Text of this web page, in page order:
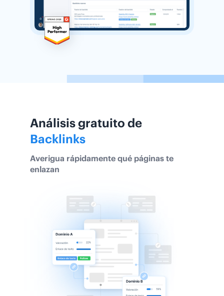
Análisis gratuito de
Backlinks
Averigua rápidamente qué páginas te
enlazan